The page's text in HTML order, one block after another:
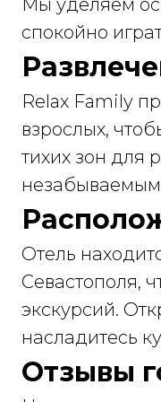
Мы уделяем
спокойно
Relax Family
взрослых,
тихих зон для
Отель
Севастополя,
экскурсий.
насладитесь
Отзывы